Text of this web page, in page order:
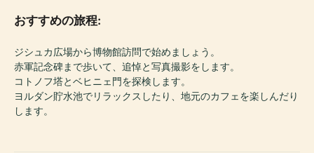
おすすめの旅程:
ジシュカ広場から博物館訪問で始めましょう。
赤軍記念碑まで歩いて、追悼と写真撮影をします。
コトノフ塔とベヒニェ門を探検します。
ヨルダン貯水池でリラックスしたり、地元のカフェを楽しんだり
します。